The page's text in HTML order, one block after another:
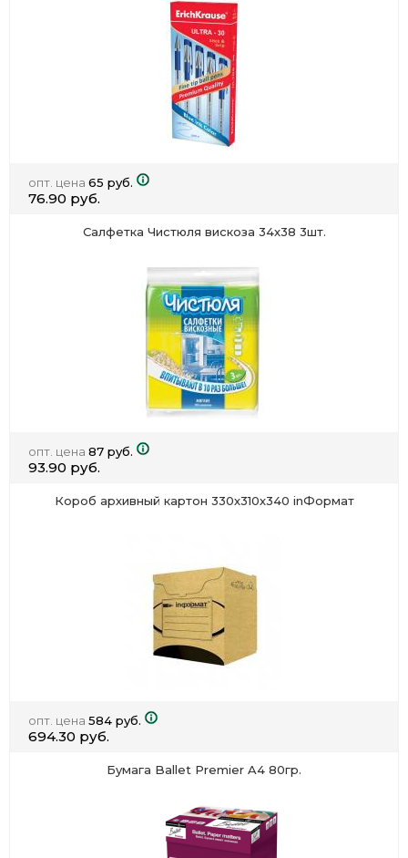
опт. цена 65 руб.
76.90 руб.
Салфетка Чистюля вискоза 34х38 3шт.
опт. цена 87 руб.
93.90 руб.
Короб архивный картон 330х310х340 inФормат
опт. цена 584 руб.
694.30 руб.
Бумага Ballet Premier A4 80гр.